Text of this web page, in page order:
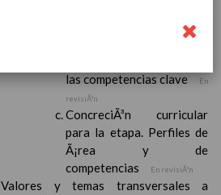
Objetivos del Ã¡rea
las competencias clave
En
revisiÃ³n
ConcreciÃ³n curricular
para la etapa. Perfiles de
Ã¡rea y de
competencias
En revisiÃ³n
Valores y temas transversales a